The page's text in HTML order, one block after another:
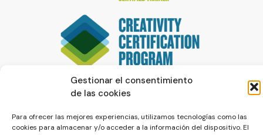
Gestionar el consentimiento
de las cookies
Para ofrecer las mejores experiencias, utilizamos tecnologías como las
cookies para almacenar y/o acceder a la información del dispositivo. El